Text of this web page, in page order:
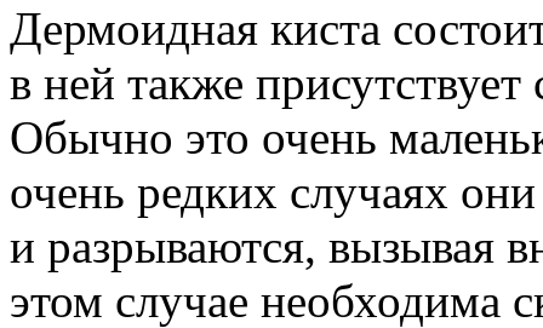
Дермоидная киста
в ней также
Обычно это очень
очень редких случаях
и разрываются, вызывая
этом случае необходима